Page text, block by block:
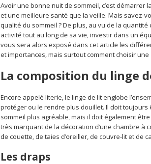
Avoir une bonne nuit de sommeil, c’est démarrer
et une meilleure santé que la veille. Mais savez-
qualité du sommeil ? De plus, au vu de la
activité tout au long de sa vie, investir dans un
vous sera alors exposé dans cet article les
et importances, mais surtout comment choisir
La composition du linge
Encore appelé literie, le linge de lit englobe
protéger ou le rendre plus douillet. Il doit
sommeil plus agréable, mais il doit également
très marquant de la décoration d’une chambre à
de couette, de taies d’oreiller, de couvre-lit et de
Les draps